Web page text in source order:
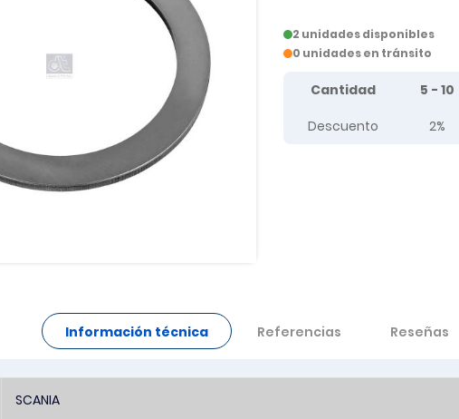
2 unidades disponibles
0 unidades en tránsito
Tier prices table
Cantidad 5 - 10
Descuento
2%
Información técnica
SCANIA
Referencias Reseñas